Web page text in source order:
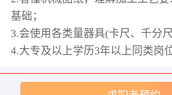
基础；
3.会使用各类量器具(卡尺、千分
4.大专及以上学历3年以上同类岗